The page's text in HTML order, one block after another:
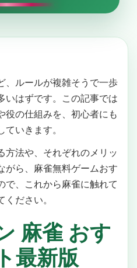
、ルールが複雑そうで一歩
いはずです。この記事では
役の仕組みを、初心者にも
いきます。
方法や、それぞれのメリッ
がら、麻雀無料ゲームおす
で、これから麻雀に触れて
ください。
麻雀 おす
最新版